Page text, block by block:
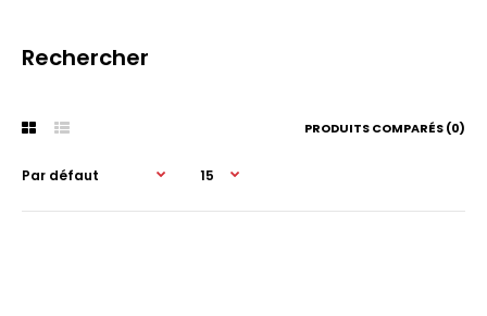
Rechercher
PRODUITS COMPARÉS (0)